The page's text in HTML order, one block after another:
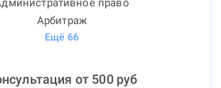
право
Арбитраж
Ещё 66
от 500руб